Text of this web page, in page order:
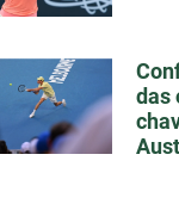
das